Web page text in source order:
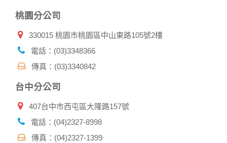
桃園分公司
330015 桃園市桃園區中山東路105號2樓
電話：(03)3348366
傳真：(03)3340842
台中分公司
407台中市西屯區大隆路157號
電話：(04)2327-8998
傳真：(04)2327-1399